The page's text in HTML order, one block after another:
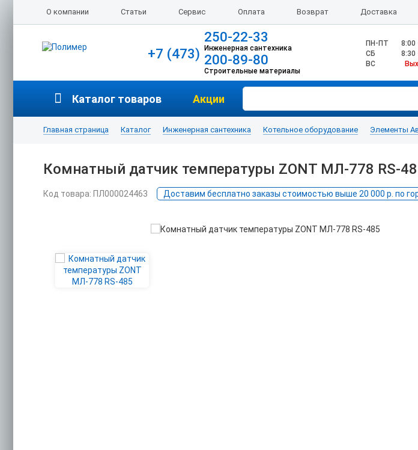
О компании Статьи Сервис Оплата Возврат Доставка
+7 (473)
250-22-33
Инженерная сантехника
200-89-80
Строительные материалы
ПН-ПТ
8:00
CБ
8:30
ВС
Каталог товаров Акции
Главная страница Каталог Инженерная сантехника Котельное оборудование Элементы
Комнатный датчик температуры ZONT МЛ-778 RS-
Код товара: ПЛ000024463 Доставим бесплатно заказы стоимостью выше 20 000 р. по